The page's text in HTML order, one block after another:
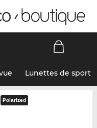
Lunettes de sport
Polarized